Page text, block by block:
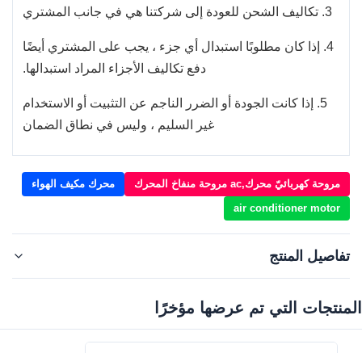
3. تكاليف الشحن للعودة إلى شركتنا هي في جانب المشتري
4. إذا كان مطلوبًا استبدال أي جزء ، يجب على المشتري أيضًا
دفع تكاليف الأجزاء المراد استبدالها.
5. إذا كانت الجودة أو الضرر الناجم عن التثبيت أو الاستخدام
غير السليم ، وليس في نطاق الضمان
مروحة كهربائيّ محرك,ac مروحة منفاخ المحرك
محرك مكيف الهواء
air conditioner motor
تفاصيل المنتج
OE NO.::
Car Model::
لـ VIVA SD SENTRA / A33 / Maxima Infiniti I35 93-
المنتجات التي تم عرضها مؤخرًا‌